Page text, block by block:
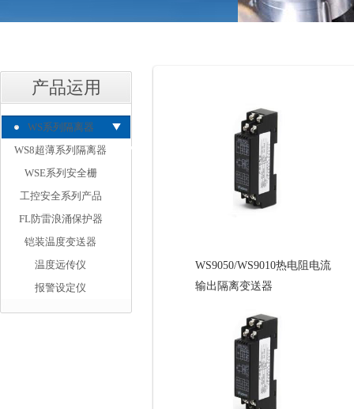
产品运用
WS系列隔离器
WS8超薄系列隔离器
WSE系列安全栅
工控安全系列产品
FL防雷浪涌保护器
铠装温度变送器
温度远传仪
报警设定仪
WS9050/WS9010热电阻电流
输出隔离变送器